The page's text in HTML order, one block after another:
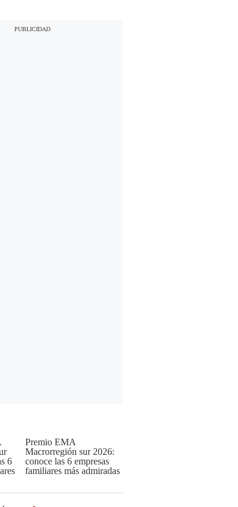
Premio EMA
Macrorregión sur 2026:
conoce las 6 empresas
familiares más admiradas